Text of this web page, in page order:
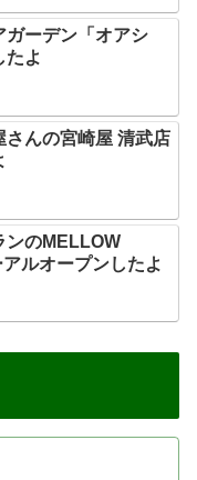
ガーデン「オアシ
たよ
さんの宮崎屋 清武店
ンのMELLOW
ルオープンしたよ